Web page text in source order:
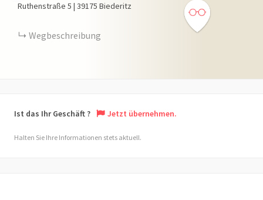
Ruthenstraße 5 | 39175 Biederitz
Wegbeschreibung
Ist das Ihr Geschäft ? Jetzt übernehmen.
Halten Sie Ihre Informationen stets aktuell.